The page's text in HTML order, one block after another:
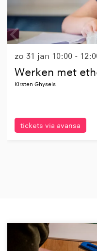
Werken met
Kirsten Ghysels
zo 31 jan 10:00 -
tickets via avansa